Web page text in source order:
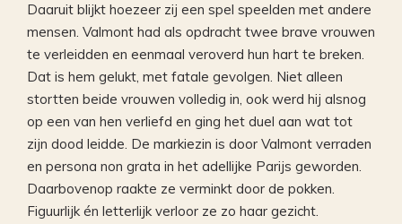
Daaruit blijkt hoezeer zij een spel speelden met andere
mensen. Valmont had als opdracht twee brave vrouwen
te verleidden en eenmaal veroverd hun hart te breken.
Dat is hem gelukt, met fatale gevolgen. Niet alleen
stortten beide vrouwen volledig in, ook werd hij alsnog
op een van hen verliefd en ging het duel aan wat tot
zijn dood leidde. De markiezin is door Valmont verraden
en persona non grata in het adellijke Parijs geworden.
Daarbovenop raakte ze verminkt door de pokken.
Figuurlijk én letterlijk verloor ze zo haar gezicht.